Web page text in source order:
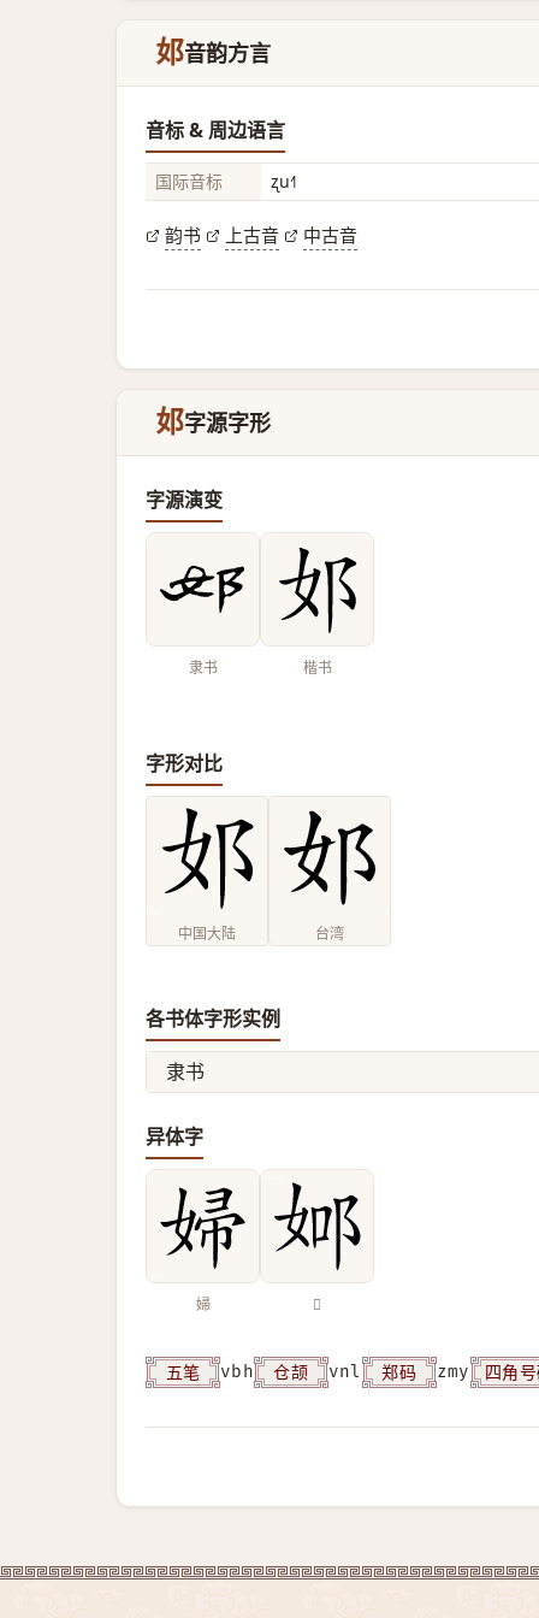
邚音韵方言
音标 & 周边语言
国际音标 ʐu˧˥
韵书 上古音 中古音
邚字源字形
字源演变
隶书 楷书
字形对比
中国大陆 台湾
各书体字形实例
隶书
异体字
婦 𨚴
五笔 vbh 仓颉 vnl 郑码 zmy 四角